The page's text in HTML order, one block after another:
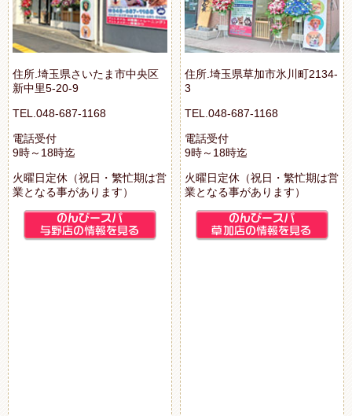
住所.埼玉県さいたま市中央区
新中里5-20-9
TEL.048-687-1168
電話受付
9時～18時迄
火曜日定休（祝日・繁忙期は営
業となる事があります）
住所.埼玉県草加市氷川町2134-
3
TEL.048-687-1168
電話受付
9時～18時迄
火曜日定休（祝日・繁忙期は営
業となる事があります）